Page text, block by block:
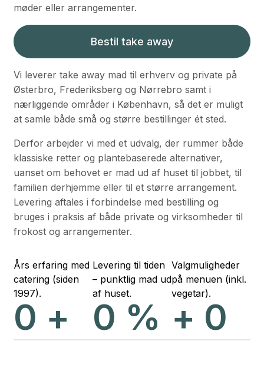
møder eller arrangementer.
Bestil take away
Vi leverer take away mad til erhverv og private på
Østerbro, Frederiksberg og Nørrebro samt i
nærliggende områder i København, så det er muligt
at samle både små og større bestillinger ét sted.
Derfor arbejder vi med et udvalg, der rummer både
klassiske retter og plantebaserede alternativer,
uanset om behovet er mad ud af huset til jobbet, til
familien derhjemme eller til et større arrangement.
Levering aftales i forbindelse med bestilling og
bruges i praksis af både private og virksomheder til
frokost og arrangementer.
Års erfaring med
catering (siden
1997).
0 +
Levering til tiden
– punktlig mad ud
af huset.
0 %
Valgmuligheder
på menuen (inkl.
vegetar).
+ 0